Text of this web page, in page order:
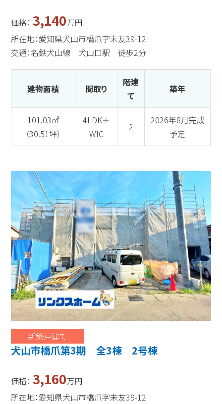
価格：3,140万円
所在地：愛知県犬山市橋爪字未友39-12
交通：名鉄犬山線 犬山口駅 徒歩2分
建物面積 間取り
階建
て
築年
101.03㎡
（30.51坪）
4LDK＋
WIC
2
2026年8月完成
予定
新築戸建て
犬山市橋爪第3期 全3棟 2号棟
価格：3,160万円
所在地：愛知県犬山市橋爪字未友39-12